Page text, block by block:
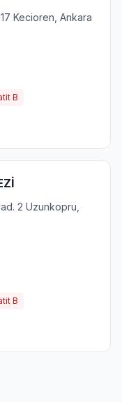
Kecioren, Ankara
B
2 Uzunkopru,
B